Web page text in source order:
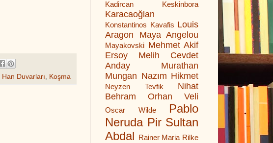
Han Duvarları, Koşma
Kadircan Keskinbora
Karacaoğlan
Konstantinos Kavafis Louis
Aragon
Maya Angelou
Mayakovski Mehmet Akif
Ersoy
Melih Cevdet
Anday
Murathan
Mungan Nazım Hikmet
Neyzen Tevfik
Nihat
Behram
Orhan Veli
Oscar Wilde
Pablo
Neruda Pir Sultan
Abdal Rainer Maria Rilke